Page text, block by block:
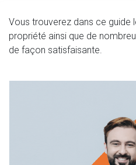
Vous trouverez dans ce guide
propriété ainsi que de
de façon satisfaisante.